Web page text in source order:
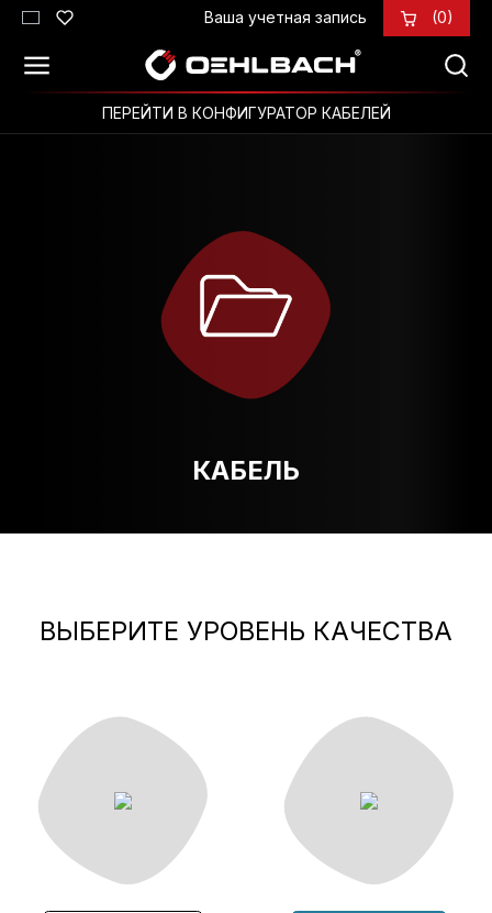
Перейти к основному содержанию
Ваша учетная запись (0)
ПЕРЕЙТИ В КОНФИГУРАТОР КАБЕЛЕЙ
КАБЕЛЬ
ВЫБЕРИТЕ УРОВЕНЬ КАЧЕСТВА